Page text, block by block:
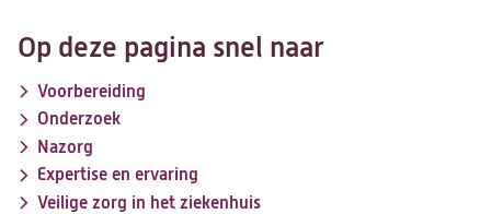
Op deze pagina snel naar
Voorbereiding
Onderzoek
Nazorg
Expertise en ervaring
Veilige zorg in het ziekenhuis